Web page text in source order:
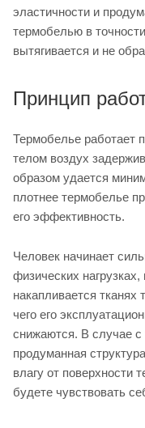
эластичности и
термобелью в
вытягивается и не
Принцип
Термобелье работает
телом воздух
образом удается
плотнее термобелье
его эффективность.
Человек начинает
физических
накапливается тканях
чего его
снижаются. В случае с
продуманная
влагу от поверхности
будете чувствовать